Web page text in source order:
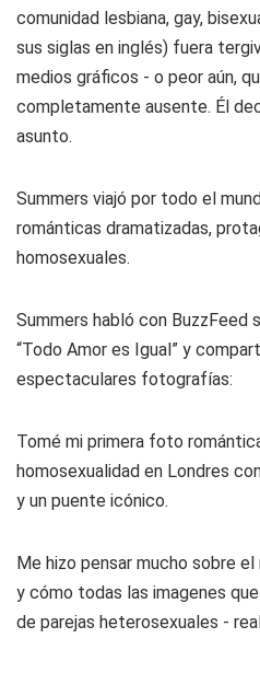
comunidad lesbiana, gay,
sus siglas en inglés) fuera
medios gráficos - o peor aún,
completamente ausente. Él
asunto.
Summers viajó por todo el
románticas dramatizadas,
homosexuales.
Summers habló con
“Todo Amor es Igual” y
espectaculares fotografías:
Tomé mi primera foto
homosexualidad en Londres
y un puente icónico.
Me hizo pensar mucho sobre
y cómo todas las imagenes
de parejas heterosexuales -